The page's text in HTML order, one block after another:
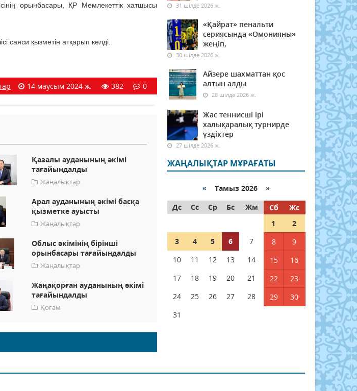
орынбасары, ҚР Мемлекеттік хатшысы
қызметін атқарып келді.
14 маусым 2024 ж. 382 0
Қазалы ауданының әкімі
тағайындалды
Жаңалықтар
Арал ауданының әкімі басқа
қызметке ауысты
Жаңалықтар
Облыс әкімінің бірінші
орынбасары тағайындалды
Жаңалықтар
Жаңақорған ауданының әкімі
тағайындалды
Қоғам
31 шілде 2026 ж.
«Қайрат» пенальти
сериясында «Омонияны»
жеңіп,
30 шілде 2026 ж.
Айзере шахматтан қос
алтын алды
28 шілде 2026 ж.
Жас теннисші ірі
халықаралық турнирде
үздіктер
27 шілде 2026 ж.
ЖАҢАЛЫҚТАР МҰРАҒАТЫ
« Тамыз 2026 »
Дс
Сс Ср Бс Жм Сб
Жс
1
2
3
4 5 6 7 8
9
10
11 12 13 14 15
16
17
18 19 20 21 22
23
24
25 26 27 28 29
30
31